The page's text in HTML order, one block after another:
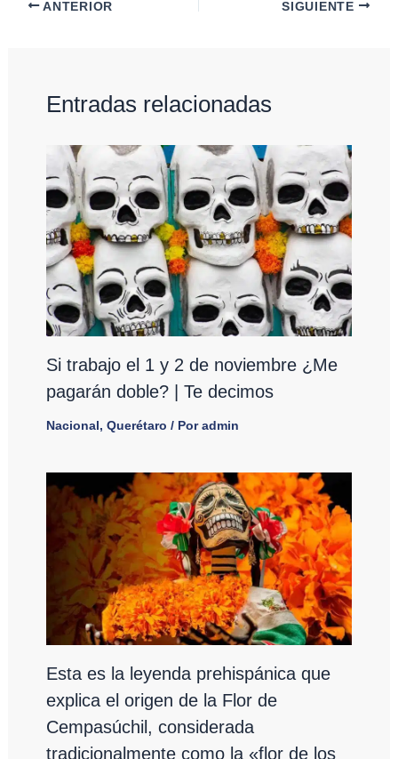
ANTERIOR SIGUIENTE
Entradas relacionadas
Si trabajo el 1 y 2 de noviembre ¿Me
pagarán doble? | Te decimos
Nacional, Querétaro / Poradmin
Esta es la leyenda prehispánica que
explica el origen de la Flor de
Cempasúchil, considerada
tradicionalmente como la «flor de los